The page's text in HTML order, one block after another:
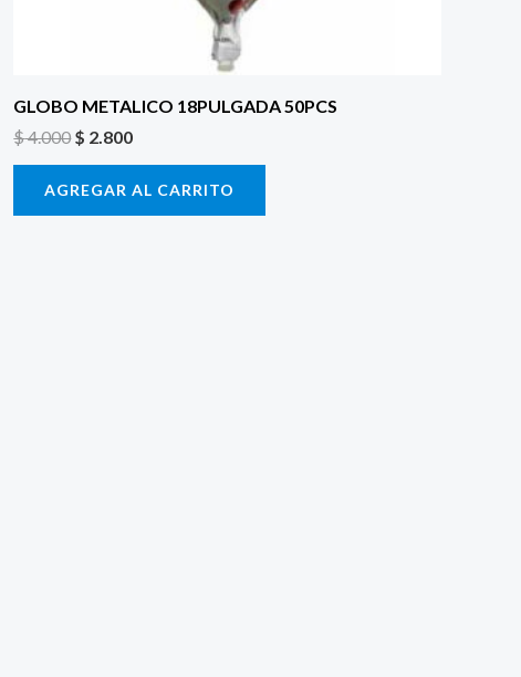
GLOBO METALICO 18PULGADA 50PCS
$4.000$ 2.800
AGREGAR AL CARRITO